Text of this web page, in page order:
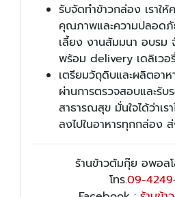
รับจัดทำข้าวกล่อง เราใ
คุณภาพและความปลอดภั
เลี้ยง งานสัมมนา อบรม
พร้อม delivery เดลิเวอ
เตรียมวัถุดิบและผลิตอาห
ผ่านการตรวจสอบและรับ
สาธารณสุข มั่นใจได้ว่าเ
ลงไปในอาหารทุกกล่อง
ร้านข้าวต้มกุ๊ย อพอล
โทร.09-